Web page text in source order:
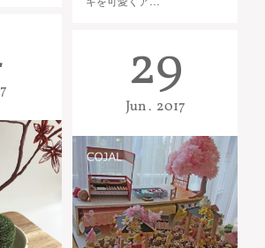
29
Jun 2017